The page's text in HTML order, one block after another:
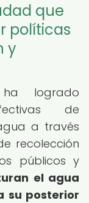
que
políticas
y
logrado
de
a través
recolección
públicos y
el agua
su posterior